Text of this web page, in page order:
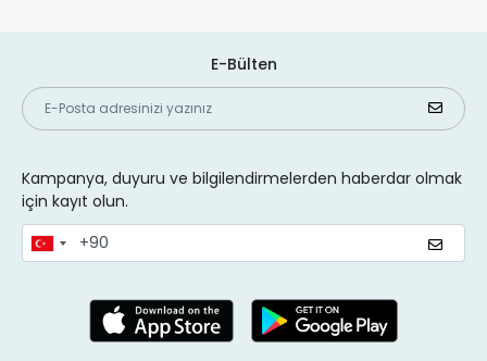
E-Bülten
Kampanya, duyuru ve bilgilendirmelerden haberdar olmak
için kayıt olun.